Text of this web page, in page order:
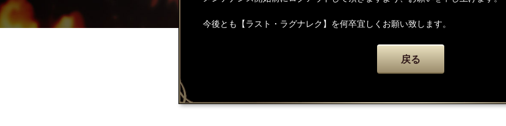
今後とも【ラスト・ラグナレク】を何卒宜しくお願い致します。
戻る